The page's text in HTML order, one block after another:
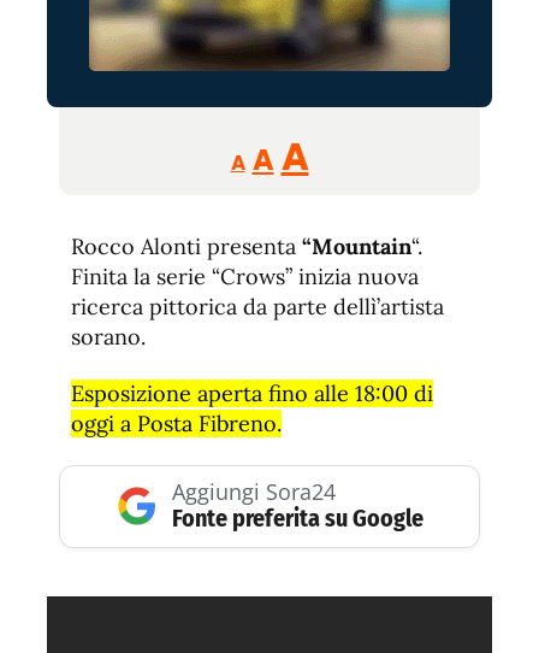
A
Reducir
tamaño
A Restablecer
tamaño
de
fuente
AAumentar
de
fuente.
Rocco Alonti presenta “Mountain“.
Finita la serie “Crows” inizia nuova
ricerca pittorica da parte dellì’artista
sorano.
Esposizione aperta fino alle 18:00 di
oggi a Posta Fibreno.
Aggiungi Sora24
Fonte preferita su Google